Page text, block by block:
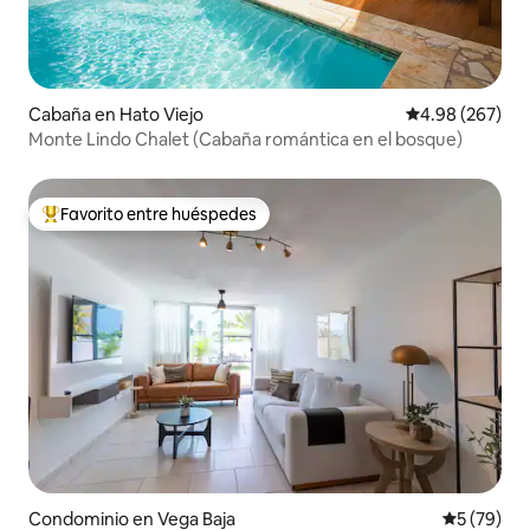
Cabaña en Hato Viejo Calificación
4.98 (267)
Monte Lindo Chalet (Cabaña romántica en el bosque)
De los mejores en Favorito entre huéspedes
Favorito entre huéspedes
Condominio en Vega Baja 5 (79)